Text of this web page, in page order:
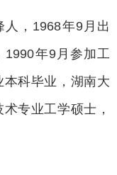
，1968年9月出
1990年9月参加工
科毕业，湖南大
专业工学硕士，